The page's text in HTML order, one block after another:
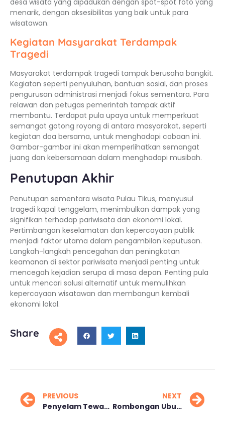
desa wisata yang dipadukan dengan spot-spot foto yang
menarik, dengan aksesibilitas yang baik untuk para
wisatawan.
Kegiatan Masyarakat Terdampak
Tragedi
Masyarakat terdampak tragedi tampak berusaha bangkit.
Kegiatan seperti penyuluhan, bantuan sosial, dan proses
pengurusan administrasi menjadi fokus sementara. Para
relawan dan petugas pemerintah tampak aktif
membantu. Terdapat pula upaya untuk memperkuat
semangat gotong royong di antara masyarakat, seperti
kegiatan doa bersama, untuk menghadapi cobaan ini.
Gambar-gambar ini akan memperlihatkan semangat
juang dan kebersamaan dalam menghadapi musibah.
Penutupan Akhir
Penutupan sementara wisata Pulau Tikus, menyusul
tragedi kapal tenggelam, menimbulkan dampak yang
signifikan terhadap pariwisata dan ekonomi lokal.
Pertimbangan keselamatan dan kepercayaan publik
menjadi faktor utama dalam pengambilan keputusan.
Langkah-langkah pencegahan dan peningkatan
keamanan di sektor pariwisata menjadi penting untuk
mencegah kejadian serupa di masa depan. Penting pula
untuk mencari solusi alternatif untuk memulihkan
kepercayaan wisatawan dan membangun kembali
ekonomi lokal.
Share
PREVIOUS
Penyelam Tewas Diserang Hiu Langka di Perairan Israel
NEXT
Rombongan Ubur-ubur Muncul di Pelabuhan Mayangan Probolinggo